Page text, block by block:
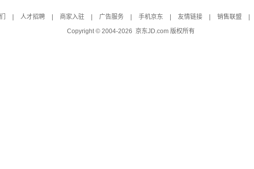
人才招聘 商家入驻 广告服务 手机京东 友情链接 销售联盟
Copyright © 2004-2026 京东JD.com 版权所有